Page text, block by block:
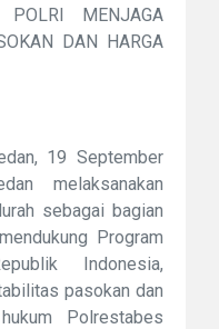
MENJAGA
DAN HARGA
19 September
melaksanakan
sebagai bagian
Program
Indonesia,
pasokan dan
Polrestabes